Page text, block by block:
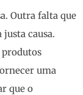
Outra falta que
causa.
produtos
uma
que o